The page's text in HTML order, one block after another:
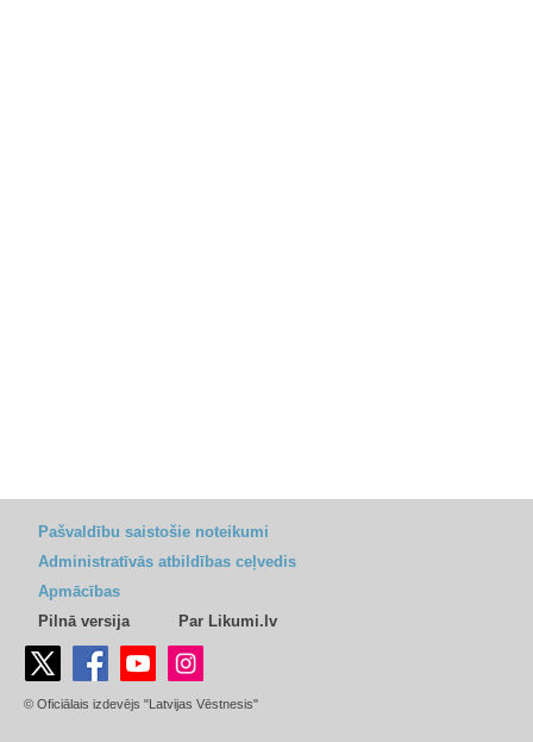
Pašvaldību saistošie noteikumi
Administratīvās atbildības ceļvedis
Apmācības
Pilnā versija
Par Likumi.lv
© Oficiālais izdevējs "Latvijas Vēstnesis"